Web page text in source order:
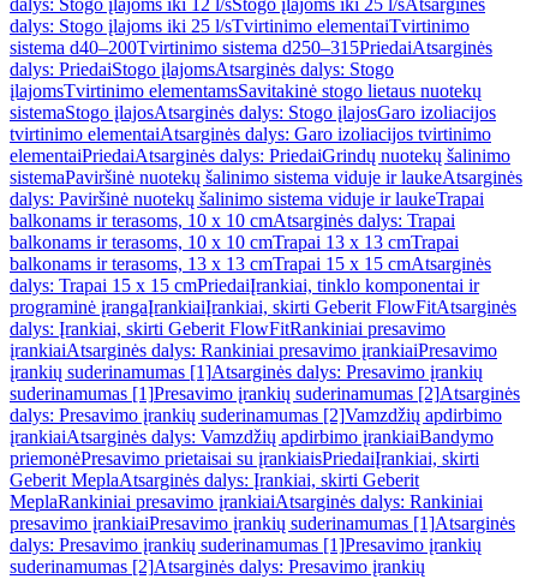
dalys: Stogo įlajoms iki 12 l/sStogo įlajoms iki 25 l/sAtsarginės
dalys: Stogo įlajoms iki 25 l/sTvirtinimo elementaiTvirtinimo
sistema d40–200Tvirtinimo sistema d250–315PriedaiAtsarginės
dalys: PriedaiStogo įlajomsAtsarginės dalys: Stogo
įlajomsTvirtinimo elementamsSavitakinė stogo lietaus nuotekų
sistemaStogo įlajosAtsarginės dalys: Stogo įlajosGaro izoliacijos
tvirtinimo elementaiAtsarginės dalys: Garo izoliacijos tvirtinimo
elementaiPriedaiAtsarginės dalys: PriedaiGrindų nuotekų šalinimo
sistemaPaviršinė nuotekų šalinimo sistema viduje ir laukeAtsarginės
dalys: Paviršinė nuotekų šalinimo sistema viduje ir laukeTrapai
balkonams ir terasoms, 10 x 10 cmAtsarginės dalys: Trapai
balkonams ir terasoms, 10 x 10 cmTrapai 13 x 13 cmTrapai
balkonams ir terasoms, 13 x 13 cmTrapai 15 x 15 cmAtsarginės
dalys: Trapai 15 x 15 cmPriedaiĮrankiai, tinklo komponentai ir
programinė įrangaĮrankiaiĮrankiai, skirti Geberit FlowFitAtsarginės
dalys: Įrankiai, skirti Geberit FlowFitRankiniai presavimo
įrankiaiAtsarginės dalys: Rankiniai presavimo įrankiaiPresavimo
įrankių suderinamumas [1]Atsarginės dalys: Presavimo įrankių
suderinamumas [1]Presavimo įrankių suderinamumas [2]Atsarginės
dalys: Presavimo įrankių suderinamumas [2]Vamzdžių apdirbimo
įrankiaiAtsarginės dalys: Vamzdžių apdirbimo įrankiaiBandymo
priemonėPresavimo prietaisai su įrankiaisPriedaiĮrankiai, skirti
Geberit MeplaAtsarginės dalys: Įrankiai, skirti Geberit
MeplaRankiniai presavimo įrankiaiAtsarginės dalys: Rankiniai
presavimo įrankiaiPresavimo įrankių suderinamumas [1]Atsarginės
dalys: Presavimo įrankių suderinamumas [1]Presavimo įrankių
suderinamumas [2]Atsarginės dalys: Presavimo įrankių